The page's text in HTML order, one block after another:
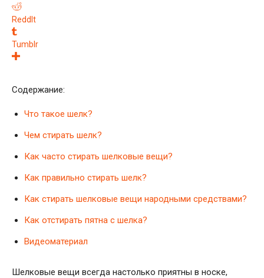
ReddIt
Tumblr
Содержание:
Что такое шелк?
Чем стирать шелк?
Как часто стирать шелковые вещи?
Как правильно стирать шелк?
Как стирать шелковые вещи народными средствами?
Как отстирать пятна с шелка?
Видеоматериал
Шелковые вещи всегда настолько приятны в носке,